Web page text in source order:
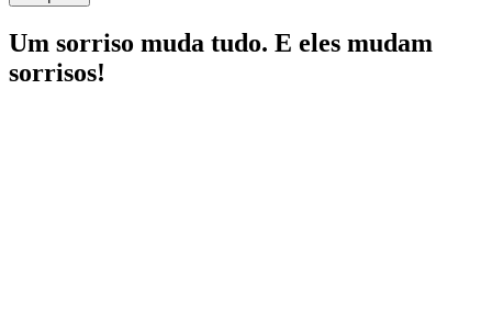
Um sorriso muda tudo. E eles mudam
sorrisos!